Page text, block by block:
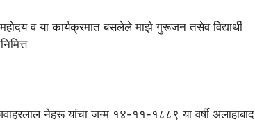
व या कार्यक्रमात बसलेले माझे गुरूजन तसेव विद्यार्थी
नेहरू यांचा जन्म १४-११-१८८९ या वर्षी अलाहाबाद